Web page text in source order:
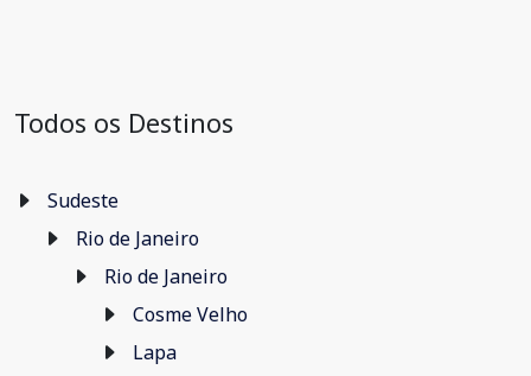
Todos os Destinos
Sudeste
Rio de Janeiro
Rio de Janeiro
Cosme Velho
Lapa